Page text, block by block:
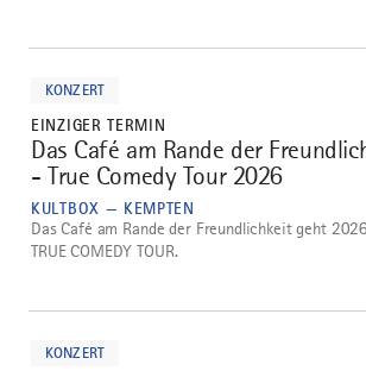
KONZERT
EINZIGER TERMIN
3
Das Café am Rande der
- True Comedy Tour 2026
KULTBOX — KEMPTEN
Das Café am Rande der Freundlichkeit geht
TRUE COMEDY TOUR.
KONZERT